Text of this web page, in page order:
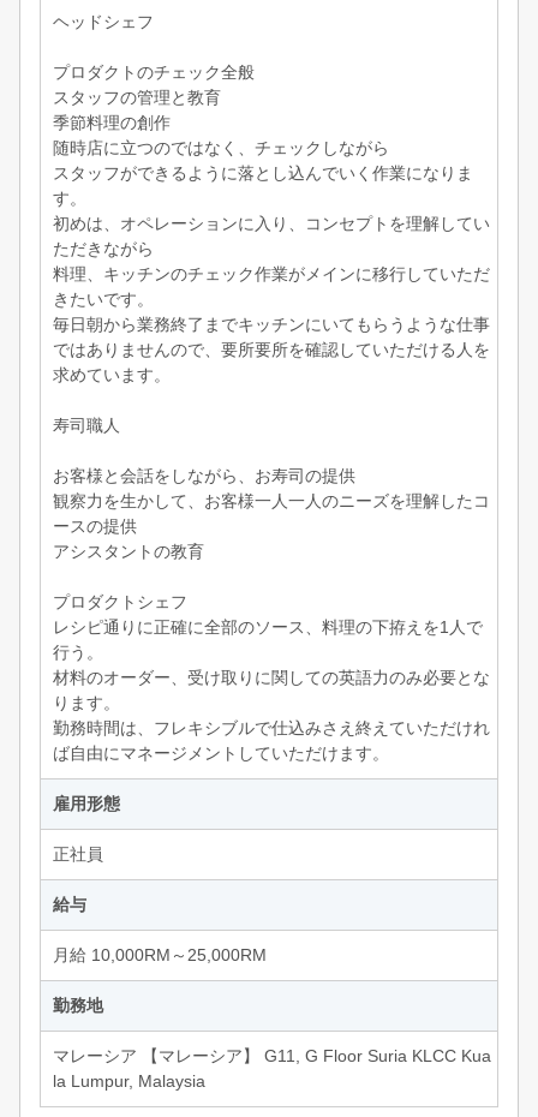
ヘッドシェフ
プロダクトのチェック全般
スタッフの管理と教育
季節料理の創作
随時店に立つのではなく、チェックしながら
スタッフができるように落とし込んでいく作業になりま
す。
初めは、オペレーションに入り、コンセプトを理解してい
ただきながら
料理、キッチンのチェック作業がメインに移行していただ
きたいです。
毎日朝から業務終了までキッチンにいてもらうような仕事
ではありませんので、要所要所を確認していただける人を
求めています。
寿司職人
お客様と会話をしながら、お寿司の提供
観察力を生かして、お客様一人一人のニーズを理解したコ
ースの提供
アシスタントの教育
プロダクトシェフ
レシピ通りに正確に全部のソース、料理の下拵えを1人で
行う。
材料のオーダー、受け取りに関しての英語力のみ必要とな
ります。
勤務時間は、フレキシブルで仕込みさえ終えていただけれ
ば自由にマネージメントしていただけます。
雇用形態
正社員
給与
月給 10,000RM～25,000RM
勤務地
マレーシア 【マレーシア】 G11, G Floor Suria KLCC Kua
la Lumpur, Malaysia